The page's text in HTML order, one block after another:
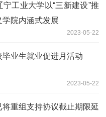
工业大学以“三新建设”推
院内涵式发展
2023-05-22
业生就业促进月活动
2023-05-22
重组支持协议截止期限延